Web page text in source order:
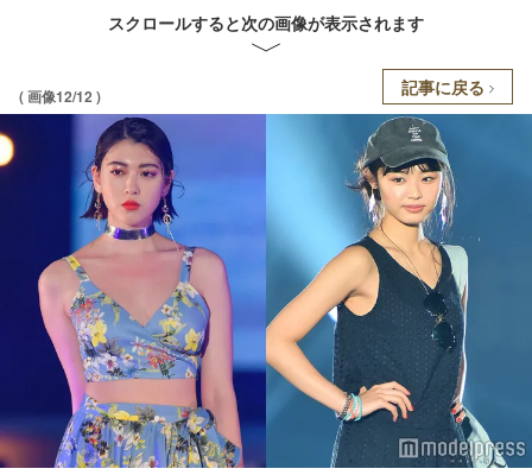
スクロールすると次の画像が表示されます
( 画像12/12 ) 記事に戻る